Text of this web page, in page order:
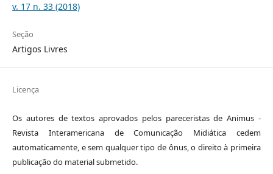
v. 17 n. 33 (2018)
Seção
Artigos Livres
Licença
Os autores de textos aprovados pelos pareceristas de Animus -
Revista Interamericana de Comunicação Midiática cedem
automaticamente, e sem qualquer tipo de ônus, o direito à primeira
publicação do material submetido.